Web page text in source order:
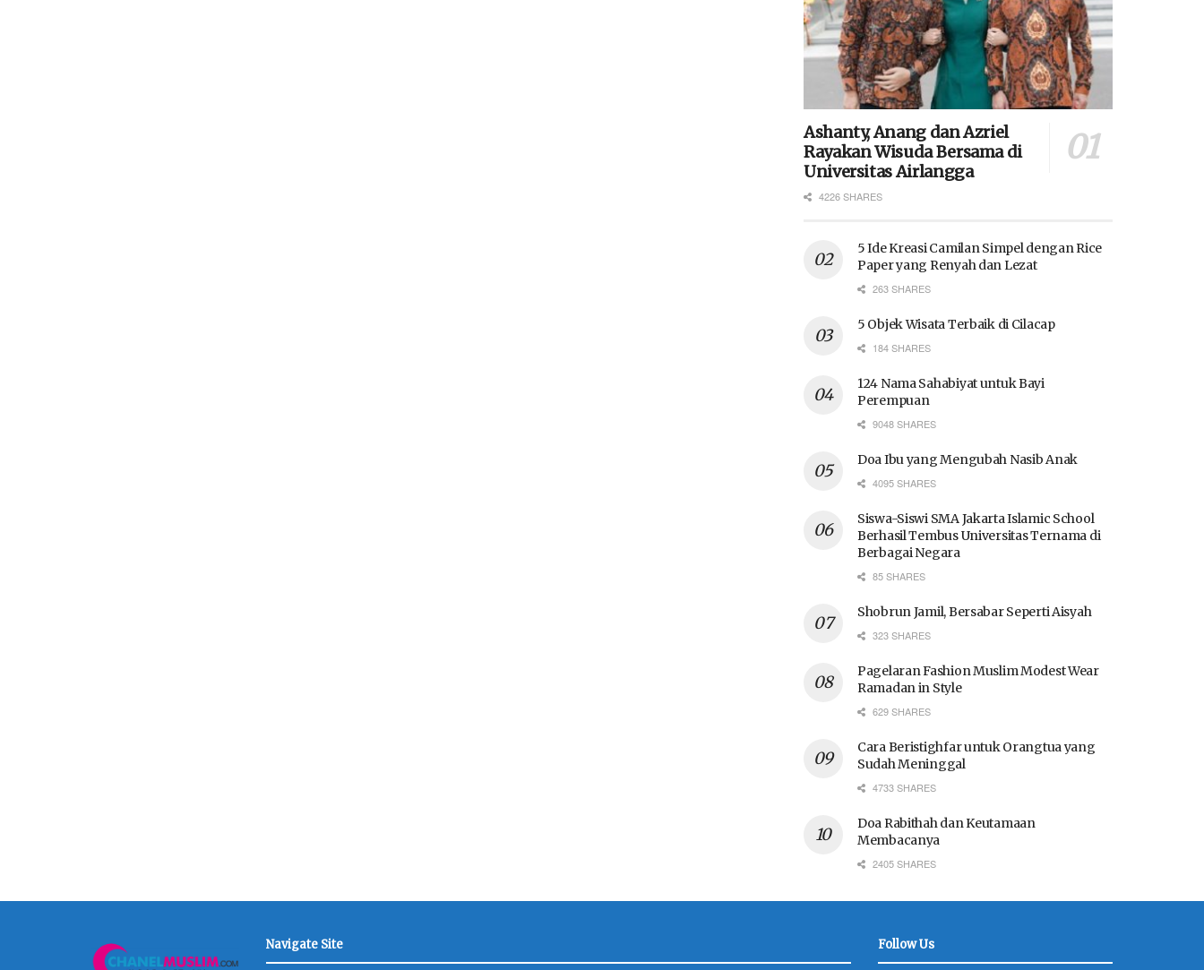
Ashanty, Anang dan Azriel
Rayakan Wisuda Bersama di
Universitas Airlangga
4226 SHARES
5 Ide Kreasi Camilan Simpel dengan Rice
Paper yang Renyah dan Lezat
263 SHARES
5 Objek Wisata Terbaik di Cilacap
184 SHARES
124 Nama Sahabiyat untuk Bayi
Perempuan
9048 SHARES
Doa Ibu yang Mengubah Nasib Anak
4095 SHARES
Siswa-Siswi SMA Jakarta Islamic School
Berhasil Tembus Universitas Ternama di
Berbagai Negara
85 SHARES
Shobrun Jamil, Bersabar Seperti Aisyah
323 SHARES
Pagelaran Fashion Muslim Modest Wear
Ramadan in Style
629 SHARES
Cara Beristighfar untuk Orangtua yang
Sudah Meninggal
4733 SHARES
Doa Rabithah dan Keutamaan
Membacanya
2405 SHARES
Navigate Site Follow Us